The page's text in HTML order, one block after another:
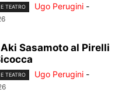
TEATRO Ugo Perugini -
Aki Sasamoto al Pirelli
TEATRO Ugo Perugini -